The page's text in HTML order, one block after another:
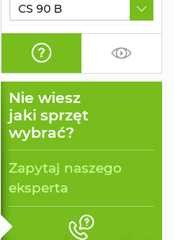
CS 90 B
Nie wiesz
jaki sprzęt
wybrać?
Zapytaj naszego
eksperta